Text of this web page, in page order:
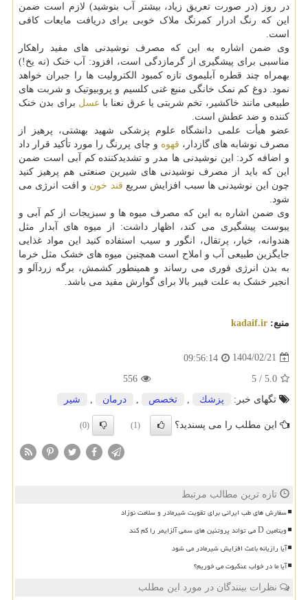
در روز (در صورت تعریق زیاد، بیشتر آب بنوشید) لازم است ضمن
این که رنگ ادرار کمرنگ ملاک خوبی برای دریافت مایعات کافی
است.
وی ضمن اشاره به این که مصرف نوشیدنی های مفید راهکار
مناسبی برای پیشگیری از گرمازدگی است، افزود: آب خنک (نه یخ!)
بهمراه چند قطره آبلیموی تازه کمبود الکترولیت ها را جبران خواهد
نمود. دوغ کم نمک خانگی منبع غنی کلسیم و پروبیوتیک و شربت های
طبیعی مانند خاکشیر، تخم شربتی یا عرق نعنا با عسل برای بدن خنک
کننده و ضد عطش است.
عضو هیأت علمی دانشگاه علوم پزشکی شهید بهشتی، پرهیز از
مصرف نوشابه های گازدار، قهوه و چای پررنگ را مورد تأکید قرار داد
و اضافه کرد: این نوشیدنی ها مدر و تشدیدکننده کم آبی است ضمن
این که باید از مصرف نوشیدنی های شیرین صنعتی هم پرهیز کنید
چون این نوشیدنی ها سبب افزایش سریع قند خون و افت انرژی می
شود.
وی ضمن اشاره به این که مصرف میوه ها و سبزیجات از کم آبی و
یبوست پیشگیری می کند، اظهار داشت: از میوه های آبدار مثل
هندوانه، خیار، پرتقال، انگور و سیب استفاده کنید این مواد غذایی
جایگزین طبیعی آب و املاح است همچنین میوه های خشک مثل خرما
به بدن انرژی فوری می رساند و همینطور کشمش، برگه زردآلو و
انجیر خشک به علت فیبر بالا برای گوارش مفید می باشد.
منبع: kadaif.ir
1404/02/21
09:56:14
5.0
/
5
556
تگهای خبر:
پزشك تخصص درمان شیر
این مطلب را می پسندید؟ (1)
(0)
تازه ترین مطالب مرتبط
سفارش های طب ایرانی برای تقویت شیرمادر و سلامت نوزاد
ویتامین D می تواند پروتئین های سمی آلزایمر را کم کند
آیا رازیانه باعث افزایش شیرمادر می شود
آیا ما در خواب عنکبوت می خوریم؟
نظرات بینندگان در مورد این مطلب